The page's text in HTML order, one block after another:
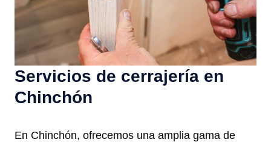
Servicios de cerrajería en
Chinchón
En Chinchón, ofrecemos una amplia gama de